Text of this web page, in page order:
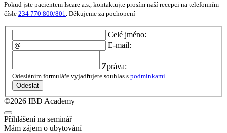
Pokud jste pacientem Iscare a.s., kontaktujte prosím naší recepci na telefonním
čísle 234 770 800/801. Děkujeme za pochopení
Celé jméno:
E-mail:
Zpráva:
Odesláním formuláře vyjadřujete souhlas s podmínkami
Odeslat
©2026 IBD Academy
Přihlášení na seminář
Mám zájem o ubytování